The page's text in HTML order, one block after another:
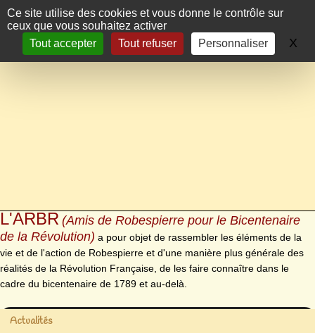
Panneau de gestion des cookies
Ce site utilise des cookies et vous donne le contrôle sur
ceux que vous souhaitez activer
Tout accepter
Tout refuser Personnaliser X
L'ARBR (Amis de Robespierre pour le Bicentenaire
de la Révolution) a pour objet de rassembler les éléments de la
vie et de l'action de Robespierre et d'une manière plus générale des
réalités de la Révolution Française, de les faire connaître dans le
cadre du bicentenaire de 1789 et au-delà.
Actualités